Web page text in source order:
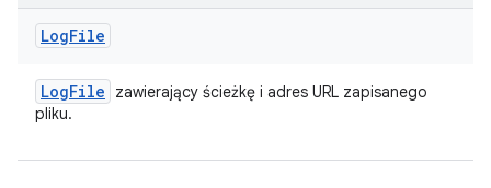
LogFile
LogFile
zawierający ścieżkę i adres URL zapisanego
pliku.